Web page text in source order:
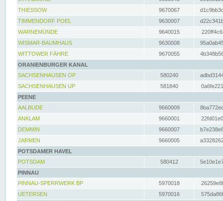
THIESSOW
9670067
TIMMENDORF POEL
9630007
WARNEMÜNDE
9640015
WISMAR-BAUMHAUS
9630008
WITTOWER FÄHRE
9670055
ORANIENBURGER KANAL
SACHSENHAUSEN OP
580240
SACHSENHAUSEN UP
581840
PEENE
AALBUDE
9660009
ANKLAM
9660001
DEMMIN
9660007
JARMEN
9660005
POTSDAMER HAVEL
POTSDAM
580412
PINNAU
PINNAU-SPERRWERK BP
5970018
UETERSEN
5970016